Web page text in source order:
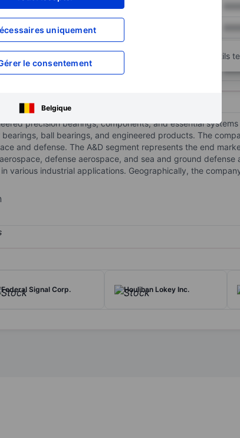
uniquement
le consentement
Belgique
XXXXXXX
XXXXXXX
XXXXXXX
pour accéder à d’autres outils
precision bearings, components, and essential
ball bearings, and engineered products. The
and defense. The A&D segment represents the end
defense aerospace, and sea and ground defense
various industrial applications. Geographically, the
Federal Signal Corp. Houlihan Lokey Inc.